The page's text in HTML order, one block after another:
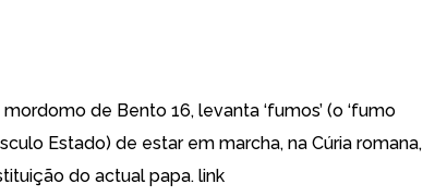
de Bento 16, levanta ‘fumos’ (o ‘fumo
Estado) de estar em marcha, na Cúria romana,
do actual papa. link